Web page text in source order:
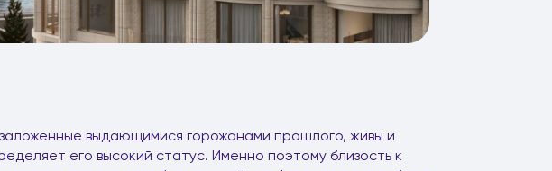
выдающимися горожанами прошлого, живы и
его высокий статус. Именно поэтому близость к